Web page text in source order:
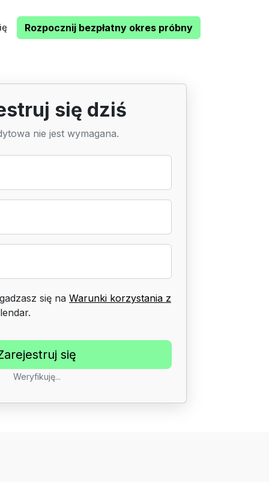
Rozpocznij bezpłatny okres próbny
się dziś
nie jest wymagana.
się na Warunki korzystania z
Weryfikuję...